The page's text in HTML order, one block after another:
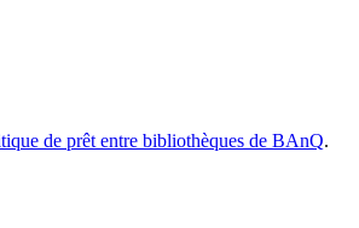
de prêt entre bibliothèques de BAnQ.